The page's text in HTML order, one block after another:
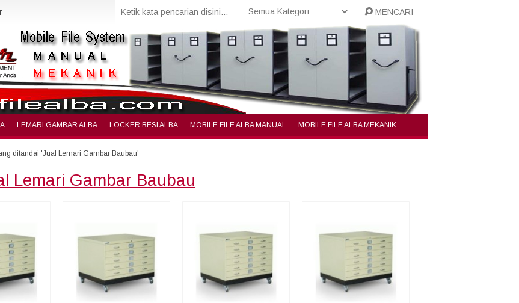
MENCARI
LEMARI GAMBAR ALBA LOCKER BESI ALBA MOBILE FILE ALBA MANUAL MOBILE FILE ALBA MEKANIK
ditandai 'Jual Lemari Gambar Baubau'
Lemari Gambar Baubau